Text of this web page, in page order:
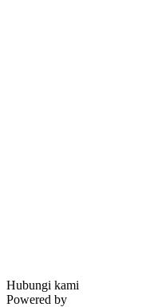
Hubungi kami
Powered by